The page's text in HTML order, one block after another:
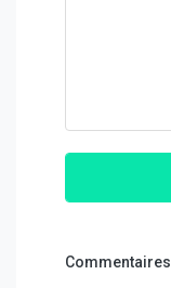
Commentaires